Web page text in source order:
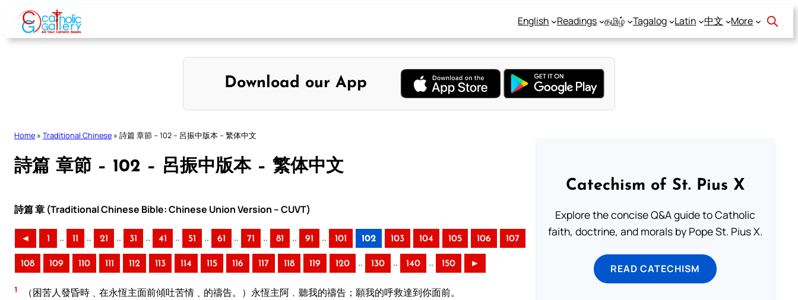
Skip
content
English Readings தமிழ் Tagalog Latin 中文 More
Download our App
Home » Traditional Chinese » 詩篇 章節 – 102 – 呂振中版本 – 繁体中文
詩篇 章節 – 102 – 呂振中版本 – 繁体中文
詩篇 章 (Traditional Chinese Bible: Chinese Union Version – CUVT)
◄ 1 .. 11 .. 21 .. 31 .. 41 .. 51 .. 61 .. 71 .. 81 .. 91 .. 101 102 103 104 105 106 107
108 109 110 111 112 113 114 115 116 117 118 119 120 .. 130 .. 140 .. 150 ►
1 （困苦人發昏時﹑在永恆主面前傾吐苦情﹑的禱告。）永恆主阿﹐聽我的禱告；願我的呼救達到你面前。
Catechism of St. Pius X
Explore the concise Q&A guide to Catholic
faith, doctrine, and morals by Pope St. Pius X.
READ CATECHISM